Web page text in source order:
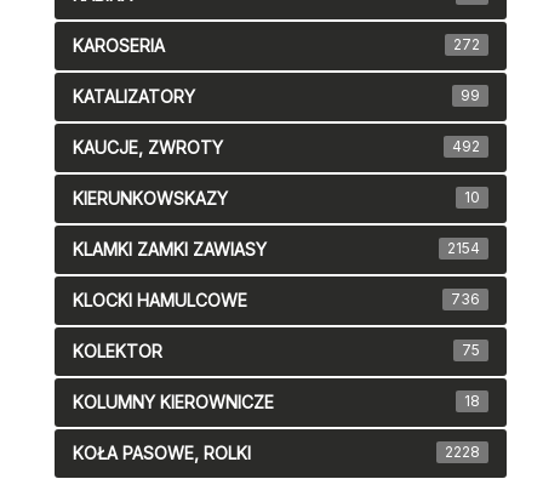
KAROSERIA 272
KATALIZATORY 99
KAUCJE, ZWROTY 492
KIERUNKOWSKAZY 10
KLAMKI ZAMKI ZAWIASY 2154
KLOCKI HAMULCOWE 736
KOLEKTOR 75
KOLUMNY KIEROWNICZE 18
KOŁA PASOWE, ROLKI 2228